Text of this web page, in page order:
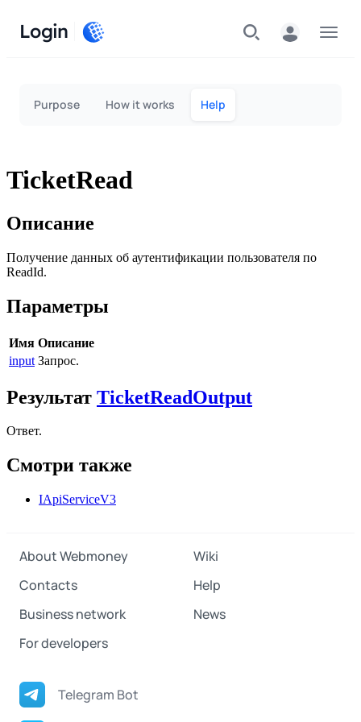
Login
Purpose How it works Help
TicketRead
Описание
Получение данных об аутентификации пользователя по
ReadId.
Параметры
Имя Описание
input Запрос.
Результат TicketReadOutput
Ответ.
Смотри также
IApiServiceV3
About Webmoney
Wiki
Contacts
Help
Business network
News
For developers
Telegram Bot